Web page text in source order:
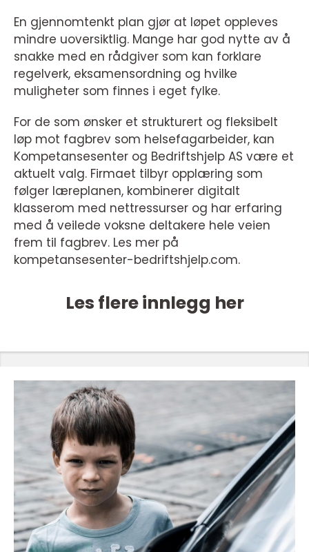
En gjennomtenkt plan gjør at løpet oppleves
mindre uoversiktlig. Mange har god nytte av å
snakke med en rådgiver som kan forklare
regelverk, eksamensordning og hvilke
muligheter som finnes i eget fylke.
For de som ønsker et strukturert og fleksibelt
løp mot fagbrev som helsefagarbeider, kan
Kompetansesenter og Bedriftshjelp AS være et
aktuelt valg. Firmaet tilbyr opplæring som
følger læreplanen, kombinerer digitalt
klasserom med nettressurser og har erfaring
med å veilede voksne deltakere hele veien
frem til fagbrev. Les mer på
kompetansesenter-bedriftshjelp.com.
Les flere innlegg her